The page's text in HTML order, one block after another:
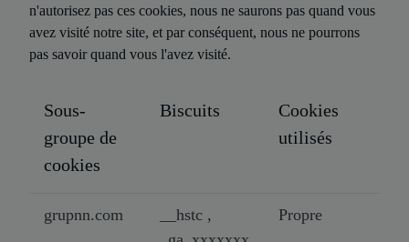
n'autorisez pas ces cookies, nous ne saurons pas quand vous
avez visité notre site, et par conséquent, nous ne pourrons
pas savoir quand vous l'avez visité.
Sous-
groupe de
cookies
Biscuits
Cookies
utilisés
grupnn.com
__hstc ,
Propre